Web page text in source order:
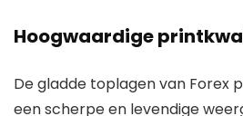
Hoogwaardige
De gladde toplagen van Forex
een scherpe en levendige